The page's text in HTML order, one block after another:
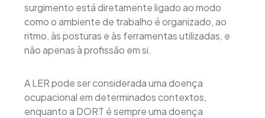
surgimento está diretamente ligado ao modo
como o ambiente de trabalho é organizado, ao
ritmo, às posturas e às ferramentas utilizadas, e
não apenas à profissão em si.
A LER pode ser considerada uma doença
ocupacional em determinados contextos,
enquanto a DORT é sempre uma doença